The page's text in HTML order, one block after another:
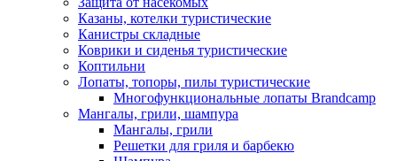
Казаны, котелки туристические
Канистры складные
Коврики и сиденья туристические
Коптильни
Лопаты, топоры, пилы туристические
Многофункциональные лопаты Brandcamp
Мангалы, грили, шампура
Мангалы, грили
Решетки для гриля и барбекю